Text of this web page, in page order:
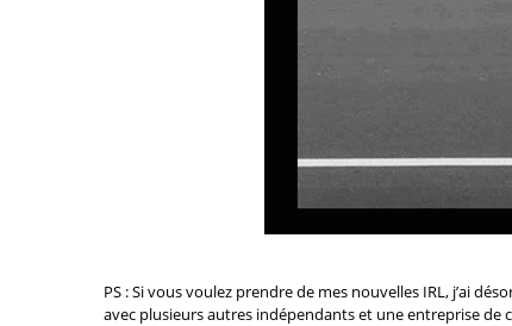
PS : Si vous voulez prendre de mes nouvelles IRL, j’ai
avec plusieurs autres indépendants et une entreprise de